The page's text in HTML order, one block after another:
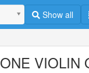
Show all
ONE VIOLIN